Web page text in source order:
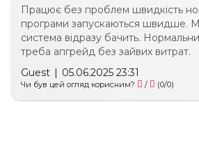
Працює без проблем швидкість
програми запускаються швидше.
система відразу бачить.
треба апгрейд без зайвих витрат.
Guest | 05.06.2025 23:31
Чи був цей огляд корисним? / (0/0)